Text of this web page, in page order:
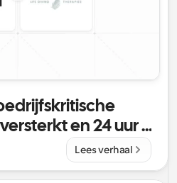
en 24 uur
bespaard met
Lees verhaal